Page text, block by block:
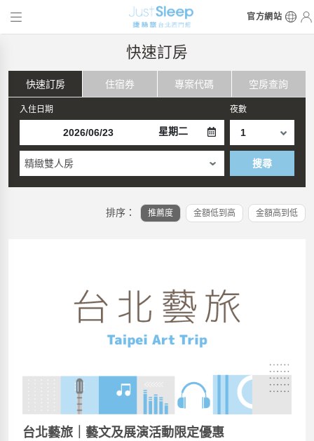
官方網站
快速訂房
快速訂房 住宿券 專案代碼 空房查詢
入住日期
星期二
夜數
精緻雙人房 搜尋
排序： 推薦度 金額低到高 金額高到低
台北藝旅｜藝文及展演活動限定優惠